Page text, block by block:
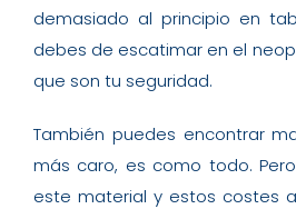
demasiado al principio en
debes de escatimar en el
que son tu seguridad.
También puedes encontrar
más caro, es como todo.
este material y estos costes